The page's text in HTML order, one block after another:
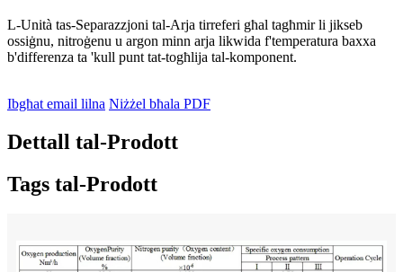
L-Unità tas-Separazzjoni tal-Arja tirreferi għal tagħmir li jikseb
ossiġnu, nitroġenu u argon minn arja likwida f'temperatura baxxa
b'differenza ta 'kull punt tat-togħlija tal-komponent.
Ibgħat email lilna Niżżel bħala PDF
Dettall tal-Prodott
Tags tal-Prodott